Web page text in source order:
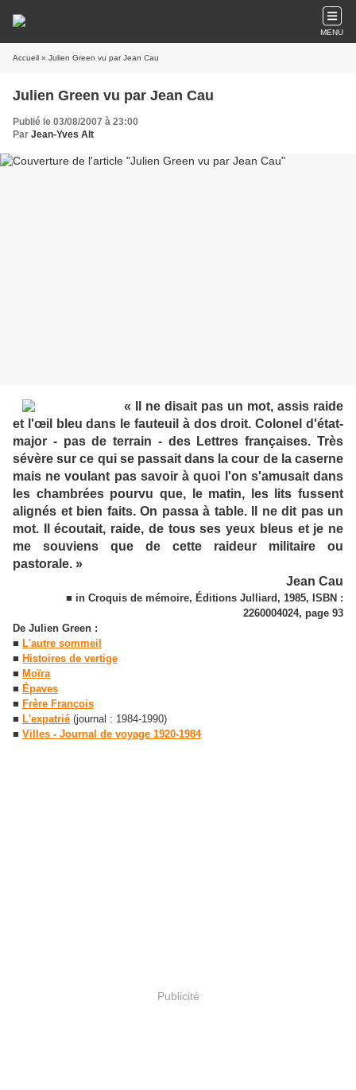
MENU
Accueil » Julien Green vu par Jean Cau
Julien Green vu par Jean Cau
Publié le 03/08/2007 à 23:00
Par Jean-Yves Alt
« Il ne disait pas un mot, assis raide
et l'œil bleu dans le fauteuil à dos droit. Colonel d'état-
major - pas de terrain - des Lettres françaises. Très
sévère sur ce qui se passait dans la cour de la caserne
mais ne voulant pas savoir à quoi l'on s'amusait dans
les chambrées pourvu que, le matin, les lits fussent
alignés et bien faits. On passa à table. Il ne dit pas un
mot. Il écoutait, raide, de tous ses yeux bleus et je ne
me souviens que de cette raideur militaire ou
pastorale. »
Jean Cau
■ in Croquis de mémoire, Éditions Julliard, 1985, ISBN :
2260004024, page 93
De Julien Green :
■ L'autre sommeil
■ Histoires de vertige
■ Moïra
■ Épaves
■ Frère François
■ L'expatrié (journal : 1984-1990)
■ Villes - Journal de voyage 1920-1984
Publicité